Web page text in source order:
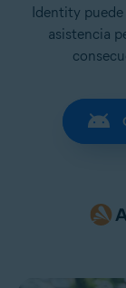
Identity
asistencia